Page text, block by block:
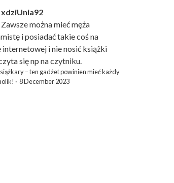
xdziUnia92
Zawsze można mieć męża
i posiadać takie coś na
internetowej i nie nosić książki
się np na czytniku.
– ten gadżet powinien mieć każdy
· 8 December 2023